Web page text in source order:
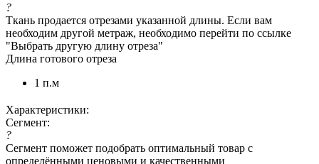
?
Ткань продается отрезами указанной длины. Если вам
необходим другой метраж, необходимо перейти по ссылке
"Выбрать другую длину отреза"
Длина готового отреза
1 п.м
Характеристики:
Сегмент:
?
Сегмент поможет подобрать оптимальный товар с
определёнными ценовыми и качественными